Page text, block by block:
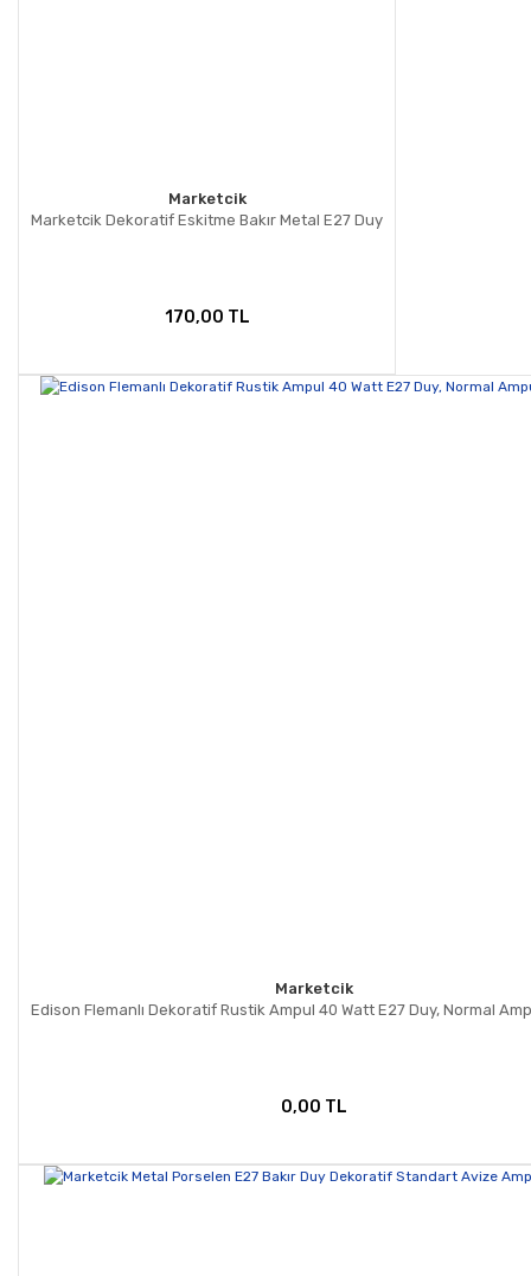
Marketcik
Marketcik Dekoratif Eskitme Bakır Metal E27 Duy
170,00 TL
Marketcik
Edison Flemanlı Dekoratif Rustik Ampul 40 Watt E27 Duy, Normal
0,00 TL